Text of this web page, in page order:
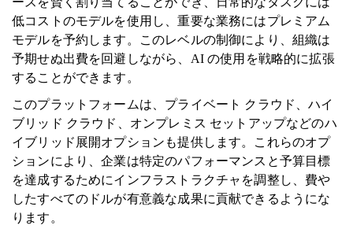
低コストのモデルを使用し、重要な業務にはプレミアム
モデルを予約します。このレベルの制御により、組織は
予期せぬ出費を回避しながら、AI の使用を戦略的に拡張
することができます。
このプラットフォームは、プライベート クラウド、ハイ
ブリッド クラウド、オンプレミス セットアップなどのハ
イブリッド展開オプションも提供します。これらのオプ
ションにより、企業は特定のパフォーマンスと予算目標
を達成するためにインフラストラクチャを調整し、費や
したすべてのドルが有意義な成果に貢献できるようにな
ります。